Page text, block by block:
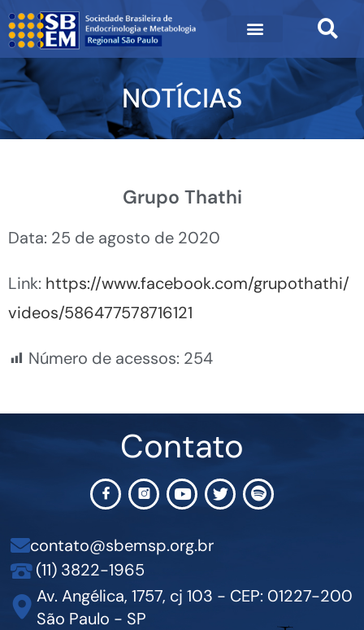
NOTÍCIAS
Grupo Thathi
Data: 25 de agosto de 2020
Link: https://www.facebook.com/grupothathi/
videos/586477578716121
Número de acessos: 254
Contato
contato@sbemsp.org.br
(11) 3822-1965
Av. Angélica, 1757, cj 103 - CEP: 01227-200
São Paulo - SP